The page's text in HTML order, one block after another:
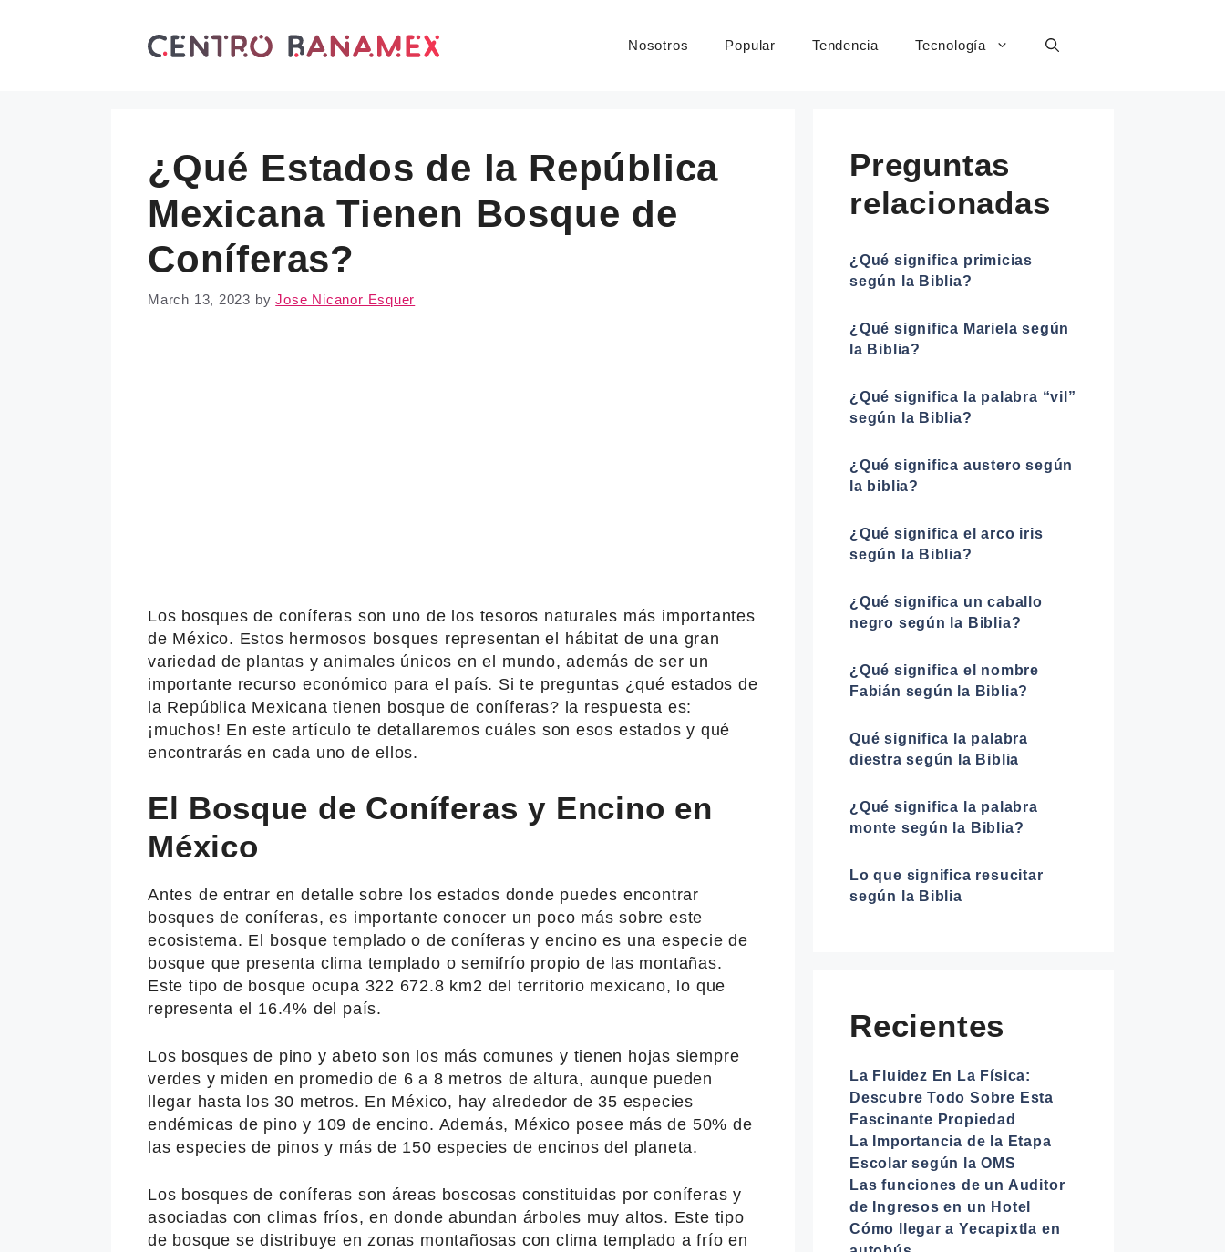
Nosotros Popular Tendencia Tecnología
¿Qué Estados de la República
Mexicana Tienen Bosque de
Coníferas?
March 13, 2023 byJose Nicanor Esquer
Los bosques de coníferas son uno de los tesoros naturales más importantes
de México. Estos hermosos bosques representan el hábitat de una gran
variedad de plantas y animales únicos en el mundo, además de ser un
importante recurso económico para el país. Si te preguntas ¿qué estados de
la República Mexicana tienen bosque de coníferas? la respuesta es:
¡muchos! En este artículo te detallaremos cuáles son esos estados y qué
encontrarás en cada uno de ellos.
El Bosque de Coníferas y Encino en
México
Antes de entrar en detalle sobre los estados donde puedes encontrar
bosques de coníferas, es importante conocer un poco más sobre este
ecosistema. El bosque templado o de coníferas y encino es una especie de
bosque que presenta clima templado o semifrío propio de las montañas.
Este tipo de bosque ocupa 322 672.8 km2 del territorio mexicano, lo que
representa el 16.4% del país.
Los bosques de pino y abeto son los más comunes y tienen hojas siempre
verdes y miden en promedio de 6 a 8 metros de altura, aunque pueden
llegar hasta los 30 metros. En México, hay alrededor de 35 especies
endémicas de pino y 109 de encino. Además, México posee más de 50% de
las especies de pinos y más de 150 especies de encinos del planeta.
Los bosques de coníferas son áreas boscosas constituidas por coníferas y
asociadas con climas fríos, en donde abundan árboles muy altos. Este tipo
de bosque se distribuye en zonas montañosas con clima templado a frío en
Preguntas
relacionadas
¿Qué significa primicias
según la Biblia?
¿Qué significa Mariela según
la Biblia?
¿Qué significa la palabra “vil”
según la Biblia?
¿Qué significa austero según
la biblia?
¿Qué significa el arco iris
según la Biblia?
¿Qué significa un caballo
negro según la Biblia?
¿Qué significa el nombre
Fabián según la Biblia?
Qué significa la palabra
diestra según la Biblia
¿Qué significa la palabra
monte según la Biblia?
Lo que significa resucitar
según la Biblia
Recientes
La Fluidez En La Física:
Descubre Todo Sobre Esta
Fascinante Propiedad
La Importancia de la Etapa
Escolar según la OMS
Las funciones de un Auditor
de Ingresos en un Hotel
Cómo llegar a Yecapixtla en